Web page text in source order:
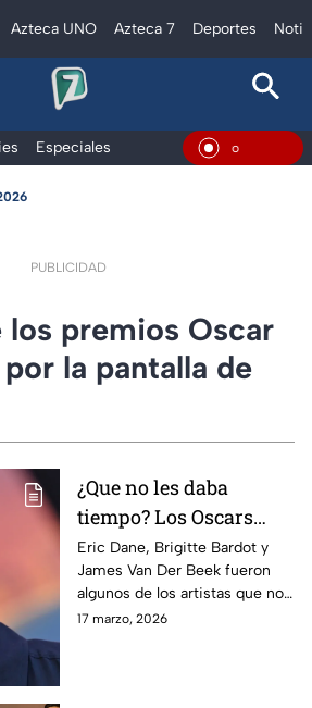
Azteca UNO Azteca 7 Deportes
Especiales En Vivo
PUBLICIDAD
los premios Oscar
la pantalla de
¿Que no les daba
tiempo? Los Oscars
explican por qué no
incluyeron a Eric Dane
en el In Memoriam
Eric Dane, Brigitte Bardot y
James Van Der Beek fueron
algunos de los artistas que no
se mencionaron en el
17 marzo, 2026